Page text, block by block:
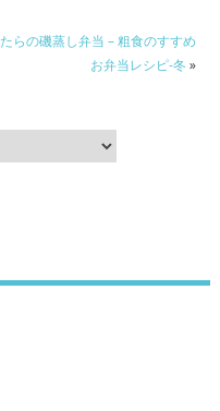
たらの磯蒸し弁当 – 粗食のすすめ
お弁当レシピ-冬 »